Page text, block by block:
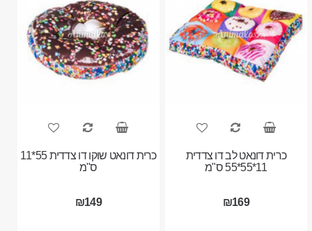
כרית דונאט לב דו צדדית
11*55*55 ס"מ
₪169
כרית דונאט שוקו דו צדדית 55*11
ס"מ
₪149